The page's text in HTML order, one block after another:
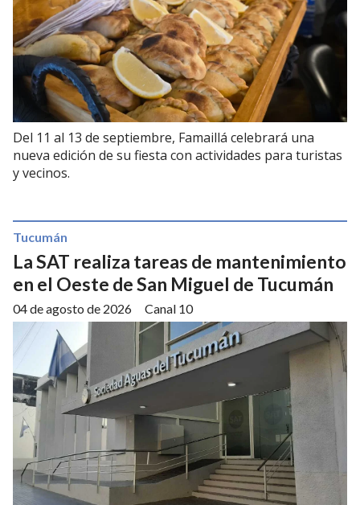
Del 11 al 13 de septiembre, Famaillá celebrará una
nueva edición de su fiesta con actividades para turistas
y vecinos.
La SAT realiza tareas de mantenimiento
en el Oeste de San Miguel de Tucumán
Canal 10
Tucumán
04 de agosto de 2026